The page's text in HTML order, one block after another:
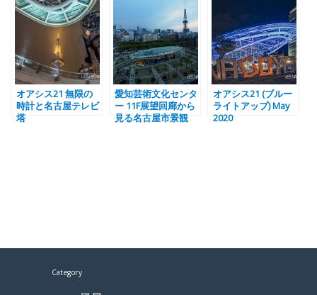
オアシス21 無限の
時計と名古屋テレビ
塔
愛知芸術文化センタ
ー 11F展望回廊から
見る名古屋市景観
オアシス21 (ブルー
ライトアップ) May
2020
Category